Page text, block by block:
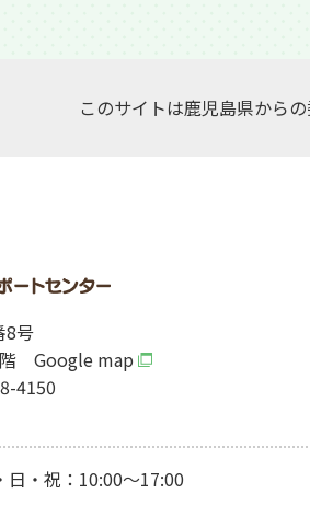
このサイトは鹿児島県から
8号
Google map
4150
・祝：10:00～17:00